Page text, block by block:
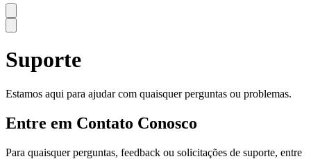
Suporte
Estamos aqui para ajudar com quaisquer perguntas ou problemas.
Entre em Contato Conosco
Para quaisquer perguntas, feedback ou solicitações de suporte, entre